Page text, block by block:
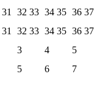
31 32 33 34 35 36 37
31 32 33 34 35 36 37
3 4
5
5 6 7